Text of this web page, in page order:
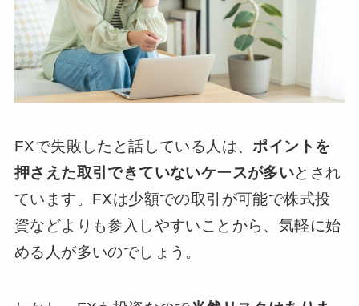
FXで失敗したと話している人は、ポイントを
押さえた取引できていないケースが多いとされ
ています。FXは少額での取引が可能で株式投
資などよりも参入しやすいことから、気軽に始
める人が多いのでしょう。